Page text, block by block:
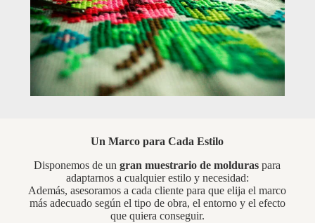
Un Marco para Cada Estilo
Disponemos de ungran muestrario de molduras para
adaptarnos a cualquier estilo y necesidad:
Además, asesoramos a cada cliente para que elija el marco
más adecuado según el tipo de obra, el entorno y el efecto
que quiera conseguir.